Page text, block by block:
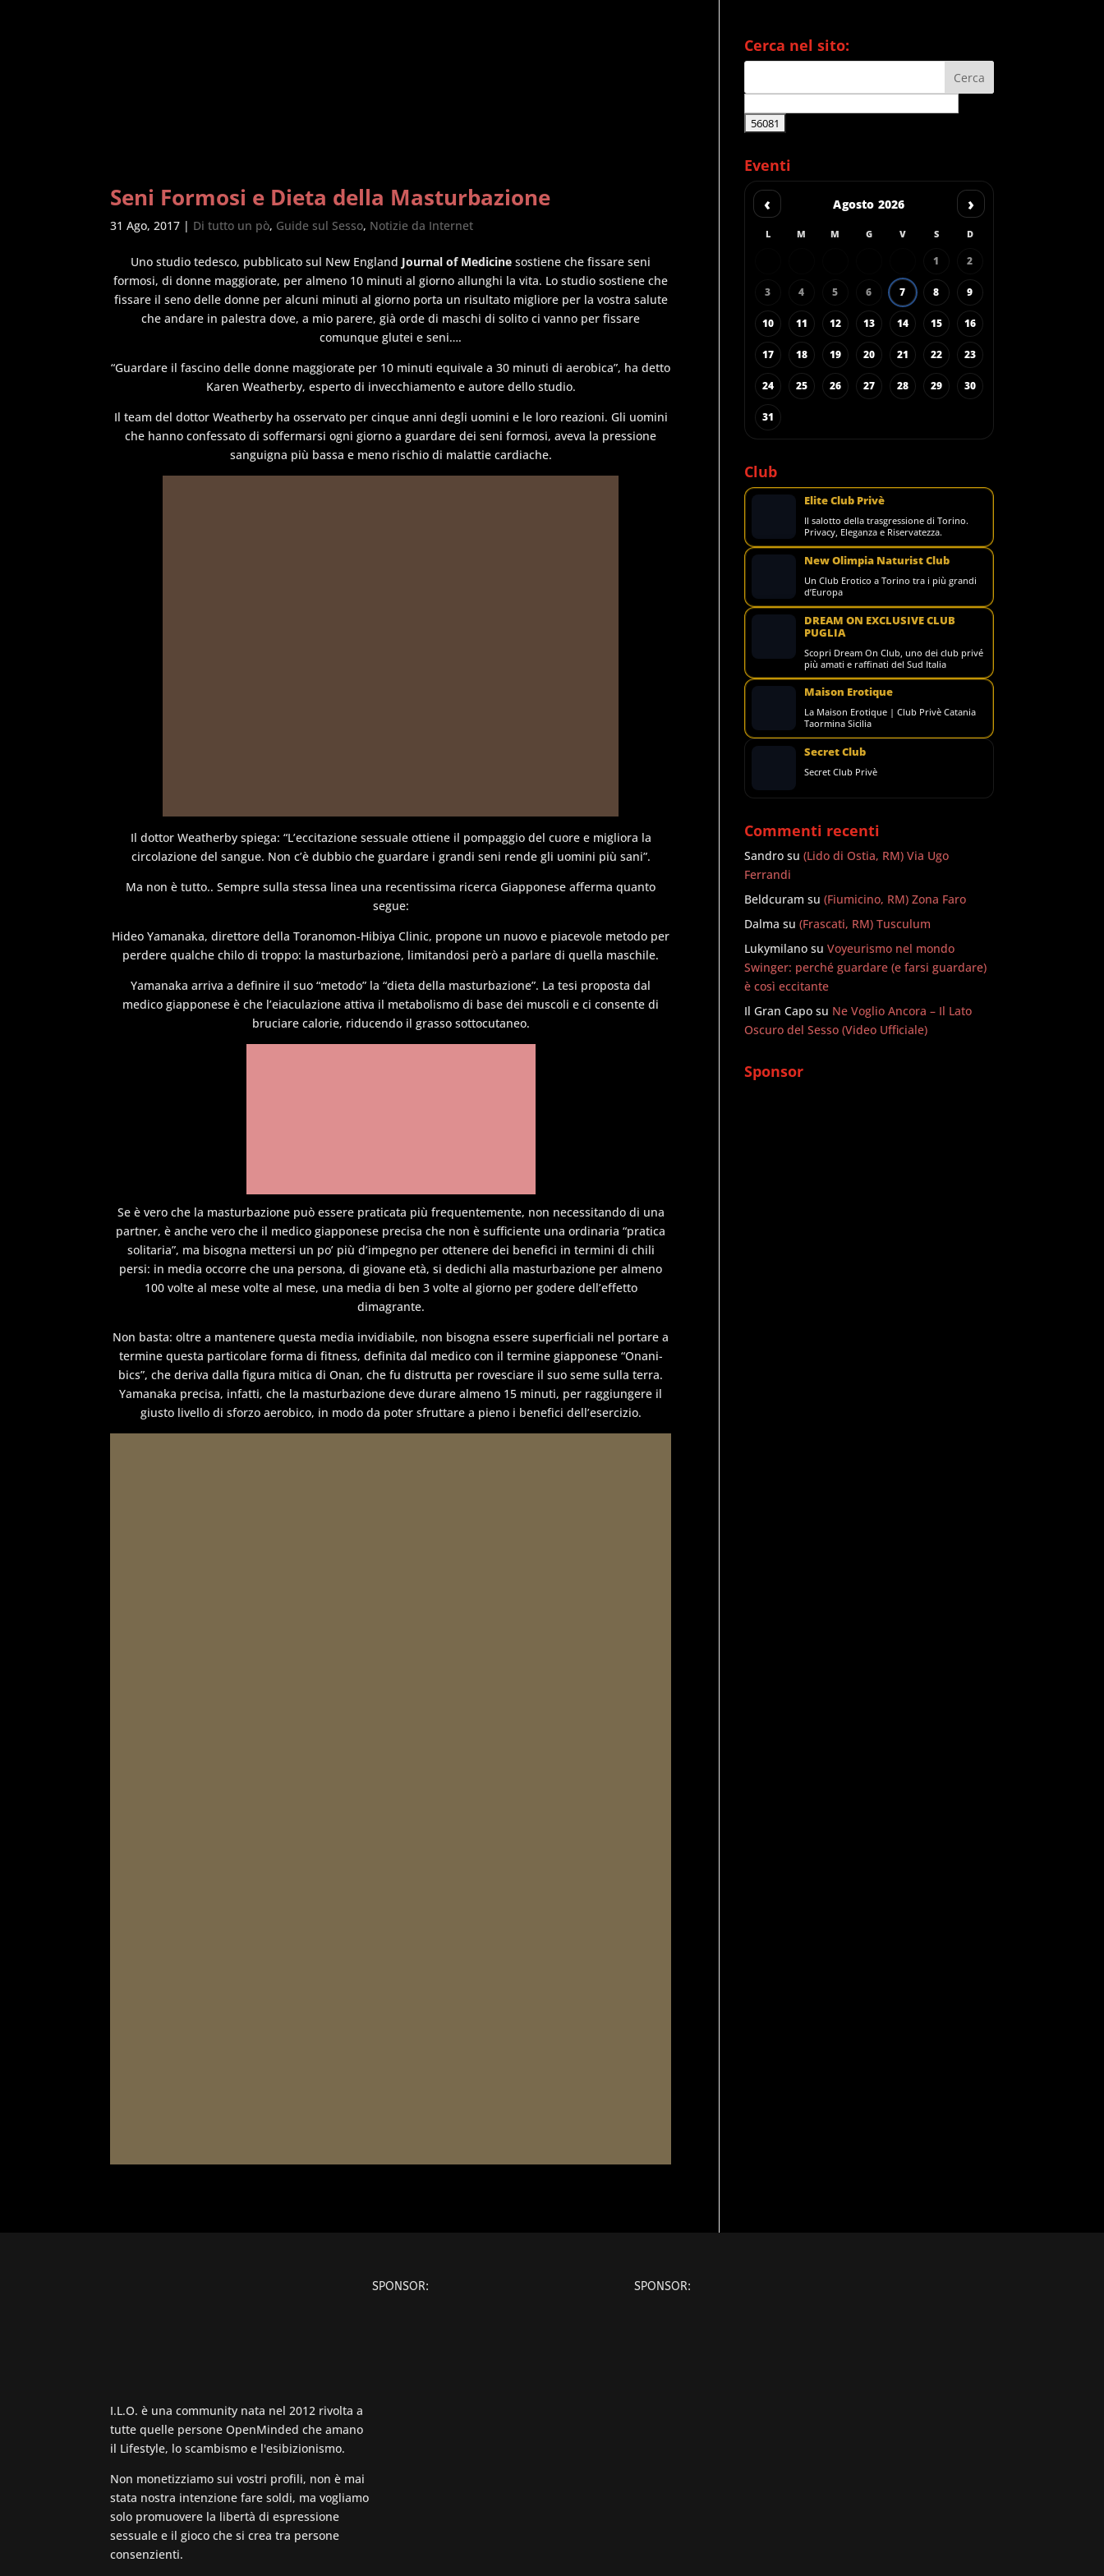
Seni Formosi e Dieta della Masturbazione
31 Ago, 2017 | Di tutto un pò, Guide sul Sesso, Notizie da Internet
Uno studio tedesco, pubblicato sul New England Journal of Medicine sostiene che fissare seni
formosi, di donne maggiorate, per almeno 10 minuti al giorno allunghi la vita. Lo studio sostiene che
fissare il seno delle donne per alcuni minuti al giorno porta un risultato migliore per la vostra salute
che andare in palestra dove, a mio parere, già orde di maschi di solito ci vanno per fissare
comunque glutei e seni….
“Guardare il fascino delle donne maggiorate per 10 minuti equivale a 30 minuti di aerobica”, ha detto
Karen Weatherby, esperto di invecchiamento e autore dello studio.
Il team del dottor Weatherby ha osservato per cinque anni degli uomini e le loro reazioni. Gli uomini
che hanno confessato di soffermarsi ogni giorno a guardare dei seni formosi, aveva la pressione
sanguigna più bassa e meno rischio di malattie cardiache.
Il dottor Weatherby spiega: “L’eccitazione sessuale ottiene il pompaggio del cuore e migliora la
circolazione del sangue. Non c’è dubbio che guardare i grandi seni rende gli uomini più sani”.
Ma non è tutto.. Sempre sulla stessa linea una recentissima ricerca Giapponese afferma quanto
segue:
Hideo Yamanaka, direttore della Toranomon-Hibiya Clinic, propone un nuovo e piacevole metodo per
perdere qualche chilo di troppo: la masturbazione, limitandosi però a parlare di quella maschile.
Yamanaka arriva a definire il suo “metodo” la “dieta della masturbazione”. La tesi proposta dal
medico giapponese è che l’eiaculazione attiva il metabolismo di base dei muscoli e ci consente di
bruciare calorie, riducendo il grasso sottocutaneo.
Se è vero che la masturbazione può essere praticata più frequentemente, non necessitando di una
partner, è anche vero che il medico giapponese precisa che non è sufficiente una ordinaria “pratica
solitaria”, ma bisogna mettersi un po’ più d’impegno per ottenere dei benefici in termini di chili
persi: in media occorre che una persona, di giovane età, si dedichi alla masturbazione per almeno
100 volte al mese volte al mese, una media di ben 3 volte al giorno per godere dell’effetto
dimagrante.
Non basta: oltre a mantenere questa media invidiabile, non bisogna essere superficiali nel portare a
termine questa particolare forma di fitness, definita dal medico con il termine giapponese “Onani-
bics”, che deriva dalla figura mitica di Onan, che fu distrutta per rovesciare il suo seme sulla terra.
Yamanaka precisa, infatti, che la masturbazione deve durare almeno 15 minuti, per raggiungere il
giusto livello di sforzo aerobico, in modo da poter sfruttare a pieno i benefici dell’esercizio.
Cerca nel sito:
Eventi
‹ Agosto 2026 ›
L M M G V S D
1 2
3 4 5 6 7 8 9
10 11 12 13 14 15 16
17 18 19 20 21 22 23
24 25 26 27 28 29 30
31
Club
Elite Club Privè
Il salotto della trasgressione di Torino.
Privacy, Eleganza e Riservatezza.
New Olimpia Naturist Club
Un Club Erotico a Torino tra i più grandi
d’Europa
DREAM ON EXCLUSIVE CLUB
PUGLIA
Scopri Dream On Club, uno dei club privé
più amati e raffinati del Sud Italia
Maison Erotique
La Maison Erotique | Club Privè Catania
Taormina Sicilia
Secret Club
Secret Club Privè
Commenti recenti
Sandro su(Lido di Ostia, RM) Via Ugo
Ferrandi
Beldcuram su(Fiumicino, RM) Zona Faro
Dalma su(Frascati, RM) Tusculum
Lukymilano suVoyeurismo nel mondo
Swinger: perché guardare (e farsi guardare)
è così eccitante
Il Gran Capo su Ne Voglio Ancora – Il Lato
Oscuro del Sesso (Video Ufficiale)
Sponsor
I.L.O. è una community nata nel 2012 rivolta a
tutte quelle persone OpenMinded che amano
il Lifestyle, lo scambismo e l'esibizionismo.
Non monetizziamo sui vostri profili, non è mai
stata nostra intenzione fare soldi, ma vogliamo
solo promuovere la libertà di espressione
sessuale e il gioco che si crea tra persone
consenzienti.
SPONSOR: SPONSOR: